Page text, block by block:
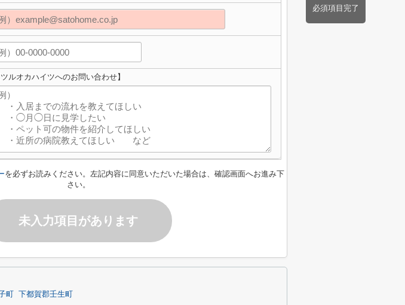
必須項目完了
ツルオカハイツへのお問い合わせ】
を必ずお読みください。左記内容に同意いただいた場合は、確認画面へお進み下
さい。
未入力項目があります
町 下都賀郡壬生町